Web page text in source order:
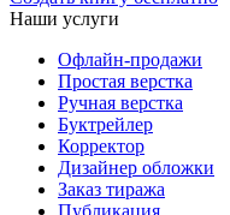
Наши услуги
Офлайн-продажи
Простая верстка
Ручная верстка
Буктрейлер
Корректор
Дизайнер обложки
Заказ тиража